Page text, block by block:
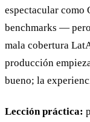
espectacular
benchmarks —
mala cobertura
producción
bueno; la
Lección práctica: